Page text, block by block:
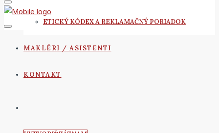
ETICKÝ KÓDEX A REKLAMAČNÝ PORIADOK
MAKLÉRI / ASISTENTI
KONTAKT